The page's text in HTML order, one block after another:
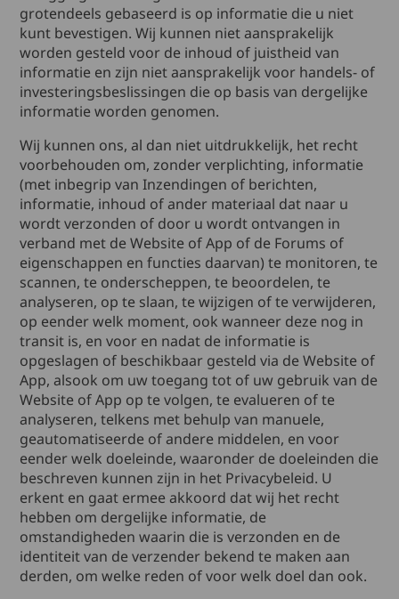
grotendeels gebaseerd is op informatie die u niet
kunt bevestigen. Wij kunnen niet aansprakelijk
worden gesteld voor de inhoud of juistheid van
informatie en zijn niet aansprakelijk voor handels- of
investeringsbeslissingen die op basis van dergelijke
informatie worden genomen.
Wij kunnen ons, al dan niet uitdrukkelijk, het recht
voorbehouden om, zonder verplichting, informatie
(met inbegrip van Inzendingen of berichten,
informatie, inhoud of ander materiaal dat naar u
wordt verzonden of door u wordt ontvangen in
verband met de Website of App of de Forums of
eigenschappen en functies daarvan) te monitoren, te
scannen, te onderscheppen, te beoordelen, te
analyseren, op te slaan, te wijzigen of te verwijderen,
op eender welk moment, ook wanneer deze nog in
transit is, en voor en nadat de informatie is
opgeslagen of beschikbaar gesteld via de Website of
App, alsook om uw toegang tot of uw gebruik van de
Website of App op te volgen, te evalueren of te
analyseren, telkens met behulp van manuele,
geautomatiseerde of andere middelen, en voor
eender welk doeleinde, waaronder de doeleinden die
beschreven kunnen zijn in het Privacybeleid. U
erkent en gaat ermee akkoord dat wij het recht
hebben om dergelijke informatie, de
omstandigheden waarin die is verzonden en de
identiteit van de verzender bekend te maken aan
derden, om welke reden of voor welk doel dan ook.